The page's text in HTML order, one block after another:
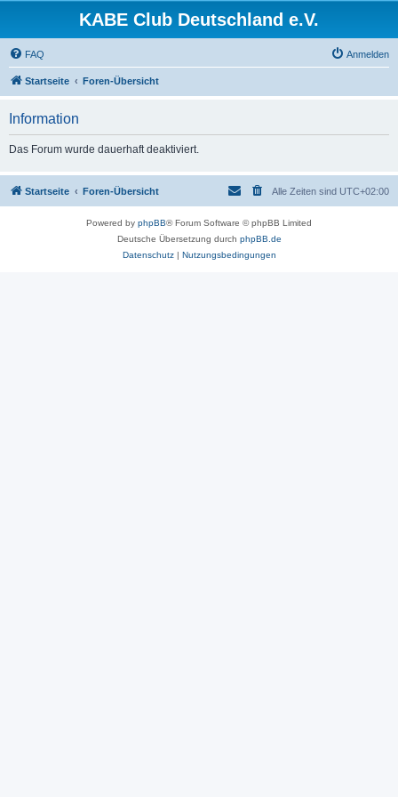
KABE Club Deutschland e.V.
FAQ Anmelden
Startseite Foren-Übersicht
Information
Das Forum wurde dauerhaft deaktiviert.
Startseite Foren-Übersicht Alle Zeiten sind UTC+02:00
Powered by phpBB® Forum Software © phpBB Limited
Deutsche Übersetzung durch phpBB.de
Datenschutz| Nutzungsbedingungen